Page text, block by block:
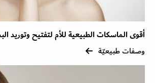
أقوى الماسكات الطبيعية للأم لتفتيح وتوريد
وصفات طبيعيّة